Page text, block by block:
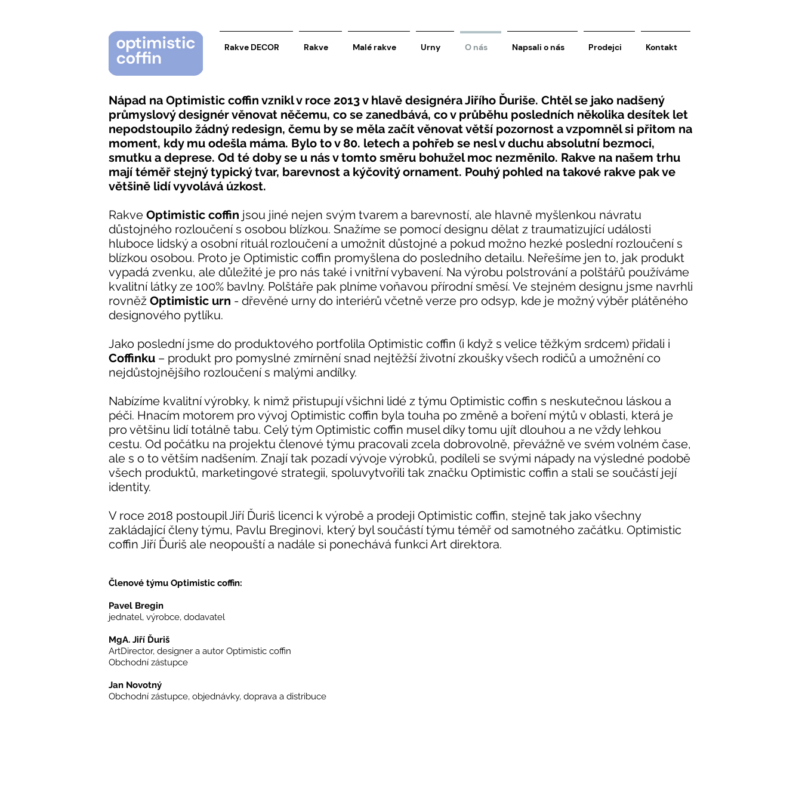
Rakve DECOR Rakve Malé rakve Urny O nás Napsali o nás Prodejci Kontakt
Nápad na Optimistic coffin vznikl v roce 2013 v hlavě designéra Jiřího Ďuriše. Chtěl se jako nadšený
průmyslový designér věnovat něčemu, co se zanedbává, co v průběhu posledních několika desítek let
nepodstoupilo žádný redesign, čemu by se měla začít věnovat větší pozornost a vzpomněl si přitom na
moment, kdy mu odešla máma. Bylo to v 80. letech a pohřeb se nesl v duchu absolutní bezmoci,
smutku a deprese. Od té doby se u nás v tomto směru bohužel moc nezměnilo. Rakve na našem trhu
mají téměř stejný typický tvar, barevnost a kýčovitý ornament. Pouhý pohled na takové rakve pak ve
většině lidí vyvolává úzkost.
Rakve Optimistic coffin jsou jiné nejen svým tvarem a barevností, ale hlavně myšlenkou návratu
důstojného rozloučení s osobou blízkou. Snažíme se pomocí designu dělat z traumatizující události
hluboce lidský a osobní rituál rozloučení a umožnit důstojné a pokud možno hezké poslední rozloučení s
blízkou osobou. Proto je Optimistic coffin promyšlena do posledního detailu. Neřešíme jen to, jak produkt
vypadá zvenku, ale důležité je pro nás také i vnitřní vybavení. Na výrobu polstrování a polštářů používáme
kvalitní látky ze 100% bavlny. Polštáře pak plníme voňavou přírodní směsí. Ve stejném designu jsme navrhli
rovněž Optimistic urn - dřevěné urny do interiérů včetně verze pro odsyp, kde je možný výběr plátěného
designového pytlíku.
Jako poslední jsme do produktového portfolila Optimistic coffin (i když s velice těžkým srdcem) přidali i
Coffinku – produkt pro pomyslné zmírnění snad nejtěžší životní zkoušky všech rodičů a umožnění co
nejdůstojnějšího rozloučení s malými andílky.
Nabízíme kvalitní výrobky, k nimž přistupují všichni lidé z týmu Optimistic coffin s neskutečnou láskou a
péči. Hnacím motorem pro vývoj Optimistic coffin byla touha po změně a boření mýtů v oblasti, která je
pro většinu lidí totálně tabu. Celý tým Optimistic coffin musel díky tomu ujít dlouhou a ne vždy lehkou
cestu. Od počátku na projektu členové týmu pracovali zcela dobrovolně, převážně ve svém volném čase,
ale s o to větším nadšením. Znají tak pozadí vývoje výrobků, podíleli se svými nápady na výsledné podobě
všech produktů, marketingové strategii, spoluvytvořili tak značku Optimistic coffin a stali se součástí její
identity.
V roce 2018 postoupil Jiří Ďuriš licenci k výrobě a prodeji Optimistic coffin, stejně tak jako všechny
zakládající členy týmu, Pavlu Breginovi, který byl součástí týmu téměř od samotného začátku. Optimistic
coffin Jiří Ďuriš ale neopouští a nadále si ponechává funkci Art direktora.
Členové týmu Optimistic coffin:
Pavel Bregin
jednatel, výrobce, dodavatel
MgA. Jiří Ďuriš
ArtDirector, designer a autor Optimistic coffin
Obchodní zástupce
Jan Novotný
Obchodní zástupce, objednávky, doprava a distribuce